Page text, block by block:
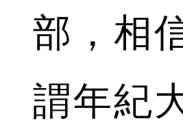
部，相
謂年紀